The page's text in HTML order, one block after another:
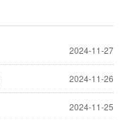
2024-11-27
2024-11-26
2024-11-25